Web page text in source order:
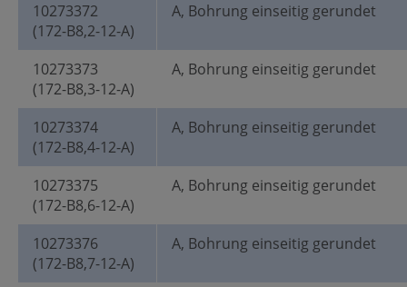
10273372
(172-B8,2-12-A)
A, Bohrung einseitig gerundet
10273373
(172-B8,3-12-A)
A, Bohrung einseitig gerundet
10273374
(172-B8,4-12-A)
A, Bohrung einseitig gerundet
10273375
(172-B8,6-12-A)
A, Bohrung einseitig gerundet
10273376
(172-B8,7-12-A)
A, Bohrung einseitig gerundet